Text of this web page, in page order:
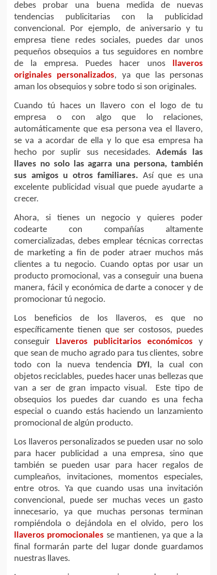
debes probar una buena medida de nuevas
tendencias publicitarias con la publicidad
convencional. Por ejemplo, de aniversario y tu
empresa tiene redes sociales, puedes dar unos
pequeños obsequios a tus seguidores en nombre
de la empresa. Puedes hacer unos
llaveros
originales personalizados, ya que las personas
aman los obsequios y sobre todo si son originales.
Cuando tú haces un llavero con el logo de tu
empresa o con algo que lo relaciones,
automáticamente que esa persona vea el llavero,
se va a acordar de ella y lo que esa empresa ha
hecho por suplir sus necesidades. Además las
llaves no solo las agarra una persona, también
sus amigos u otros familiares. Así que es una
excelente publicidad visual que puede ayudarte a
crecer.
Ahora, si tienes un negocio y quieres poder
codearte con compañías altamente
comercializadas, debes emplear técnicas correctas
de marketing a fin de poder atraer muchos más
clientes a tu negocio. Cuando optas por usar un
producto promocional, vas a conseguir una buena
manera, fácil y económica de darte a conocer y de
promocionar tú negocio.
Los beneficios de los llaveros, es que no
específicamente tienen que ser costosos, puedes
conseguir
Llaveros publicitarios económicos y
que sean de mucho agrado para tus clientes, sobre
todo con la nueva tendencia
DYI , la cual con
objetos reciclables, puedes hacer unas bellezas que
van a ser de gran impacto visual. Este tipo de
obsequios los puedes dar cuando es una fecha
especial o cuando estás haciendo un lanzamiento
promocional de algún producto.
Los llaveros personalizados se pueden usar no solo
para hacer publicidad a una empresa, sino que
también se pueden usar para hacer regalos de
cumpleaños, invitaciones, momentos especiales,
entre otros. Ya que cuando usas una invitación
convencional, puede ser muchas veces un gasto
innecesario, ya que muchas personas terminan
rompiéndola o dejándola en el olvido, pero los
llaveros promocionales se mantienen, ya que a la
final formarán parte del lugar donde guardamos
nuestras llaves.